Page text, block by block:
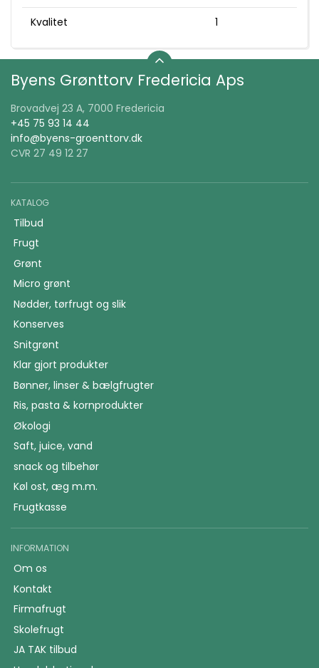
Kvalitet 1
Byens Grønttorv Fredericia Aps
Brovadvej 23 A, 7000 Fredericia
+45 75 93 14 44
info@byens-groenttorv.dk
CVR 27 49 12 27
KATALOG
Tilbud
Frugt
Grønt
Micro grønt
Nødder, tørfrugt og slik
Konserves
Snitgrønt
Klar gjort produkter
Bønner, linser & bælgfrugter
Ris, pasta & kornprodukter
Økologi
Saft, juice, vand
snack og tilbehør
Køl ost, æg m.m.
Frugtkasse
INFORMATION
Om os
Kontakt
Firmafrugt
Skolefrugt
JA TAK tilbud